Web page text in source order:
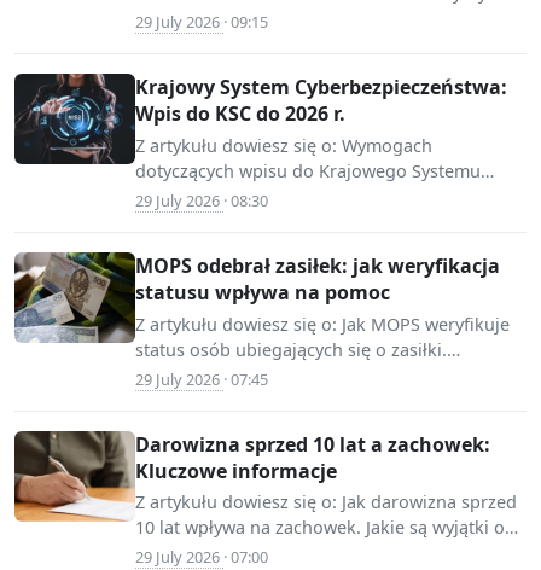
roszczeń samorządów wobec Skarbu Państwa.
29 July 2026 · 09:15
Krajowy System Cyberbezpieczeństwa:
Wpis do KSC do 2026 r.
Z artykułu dowiesz się o: Wymogach
dotyczących wpisu do Krajowego Systemu
Cyberbezpieczeństwa (KSC). Kluczowych
29 July 2026 · 08:30
MOPS odebrał zasiłek: jak weryfikacja
statusu wpływa na pomoc
Z artykułu dowiesz się o: Jak MOPS weryfikuje
status osób ubiegających się o zasiłki.
Znaczenie współpracy MOPS z innymi
29 July 2026 · 07:45
Darowizna sprzed 10 lat a zachowek:
Kluczowe informacje
Z artykułu dowiesz się o: Jak darowizna sprzed
10 lat wpływa na zachowek. Jakie są wyjątki od
reguły 10-letniej. Metody…
29 July 2026 · 07:00